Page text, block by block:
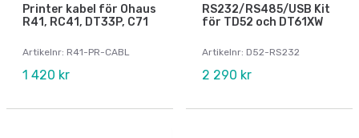
Printer kabel för Ohaus
R41, RC41, DT33P, C71
Artikelnr: R41-PR-CABL
1 420 kr
RS232/RS485/USB Kit
för TD52 och DT61XW
Artikelnr: D52-RS232
2 290 kr